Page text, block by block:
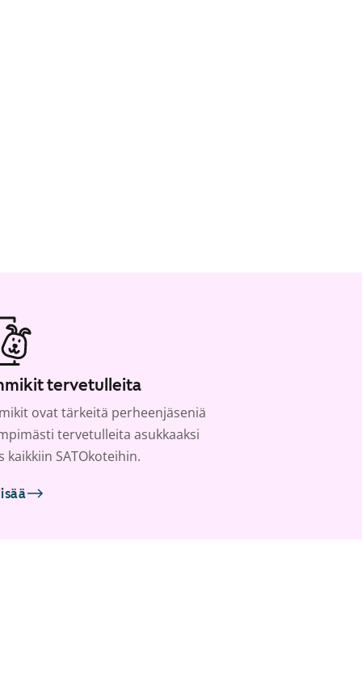
tervetulleita
ovat tärkeitä perheenjäseniä
tervetulleita asukkaaksi
kaikkiin SATOkoteihin.